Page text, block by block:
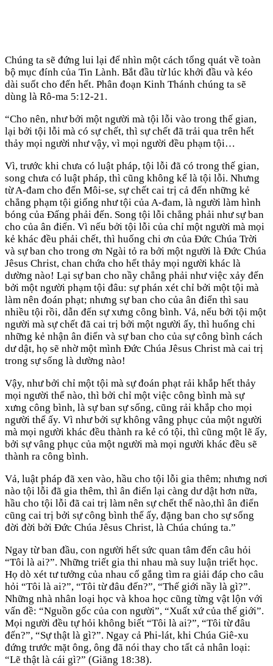
Chúng ta sẽ đứng lui lại để nhìn một cách tổng quát về toàn
bộ mục đính của Tin Lành. Bắt đầu từ lúc khởi đầu và kéo
dài suốt cho đến hết. Phân đoạn Kinh Thánh chúng ta sẽ
dùng là Rô-ma 5:12-21.
“Cho nên, như bởi một người mà tội lỗi vào trong thế gian,
lại bởi tội lỗi mà có sự chết, thì sự chết đã trải qua trên hết
thảy mọi người như vậy, vì mọi người đều phạm tội…
Vì, trước khi chưa có luật pháp, tội lỗi đã có trong thế gian,
song chưa có luật pháp, thì cũng không kể là tội lỗi. Nhưng
từ A-đam cho đến Môi-se, sự chết cai trị cả đến những kẻ
chẳng phạm tội giống như tội của A-đam, là người làm hình
bóng của Đấng phải đến. Song tội lỗi chẳng phải như sự ban
cho của ân điển. Vì nếu bởi tội lỗi của chỉ một người mà mọi
kẻ khác đều phải chết, thì huống chi ơn của Đức Chúa Trời
và sự ban cho trong ơn Ngài tỏ ra bởi một người là Đức Chúa
Jêsus Christ, chan chứa cho hết thảy mọi người khác là
dường nào! Lại sự ban cho nầy chẳng phải như việc xảy đến
bởi một người phạm tội đâu: sự phán xét chỉ bởi một tội mà
làm nên đoán phạt; nhưng sự ban cho của ân điển thì sau
nhiều tội rồi, dẫn đến sự xưng công bình. Vả, nếu bởi tội một
người mà sự chết đã cai trị bởi một người ấy, thì huống chi
những kẻ nhận ân điển và sự ban cho của sự công bình cách
dư dật, họ sẽ nhờ một mình Đức Chúa Jêsus Christ mà cai trị
trong sự sống là dường nào!
Vậy, như bởi chỉ một tội mà sự đoán phạt rải khắp hết thảy
mọi người thể nào, thì bởi chỉ một việc công bình mà sự
xưng công bình, là sự ban sự sống, cũng rải khắp cho mọi
người thể ấy. Vì như bởi sự không vâng phục của một người
mà mọi người khác đều thành ra kẻ có tội, thì cũng một lẽ ấy,
bởi sự vâng phục của một người mà mọi người khác đều sẽ
thành ra công bình.
Vả, luật pháp đã xen vào, hầu cho tội lỗi gia thêm; nhưng nơi
nào tội lỗi đã gia thêm, thì ân điển lại càng dư dật hơn nữa,
hầu cho tội lỗi đã cai trị làm nên sự chết thể nào,thì ân điển
cũng cai trị bởi sự công bình thể ấy, đặng ban cho sự sống
đời đời bởi Đức Chúa Jêsus Christ, là Chúa chúng ta.”
Ngay từ ban đầu, con người hết sức quan tâm đến câu hỏi
“Tôi là ai?”. Những triết gia thi nhau mà suy luận triết học.
Họ dò xét tư tưởng của nhau cố gắng tìm ra giải đáp cho câu
hỏi “Tôi là ai?”, “Tôi từ đâu đến?”, “Thế giới nầy là gì?”.
Những nhà nhân loại học và khoa học cũng từng vật lộn với
vấn đề: “Nguồn gốc của con người”, “Xuất xứ của thế giới”.
Mọi người đều tự hỏi không biết “Tôi là ai?”, “Tôi từ đâu
đến?”, “Sự thật là gì?”. Ngay cả Phi-lát, khi Chúa Giê-xu
đứng trước mặt ông, ông đã nói thay cho tất cả nhân loại:
“Lẽ thật là cái gì?” (Giăng 18:38).